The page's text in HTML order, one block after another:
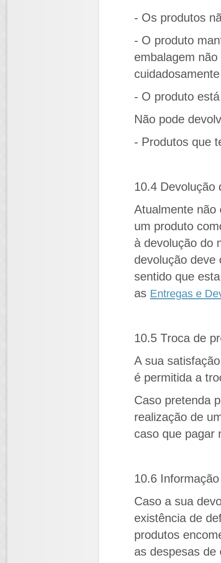
- Os produtos
- O produto
embalagem
- O produto
Não pode
- Produtos que
10.4 Devolução
Atualmente não
um produto
à devolução do
devolução deve
sentido que
as Entregas e
10.5 Troca de
A sua
é permitida a
Caso pretenda
realização de
caso que pagar
10.6
Caso a sua
existência de
produtos
as despesas de